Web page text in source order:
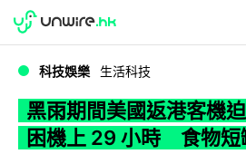
WWDC 2026
科技娛樂 生活科技
黑雨期間美國返港客機
困機上 29 小時 食物短